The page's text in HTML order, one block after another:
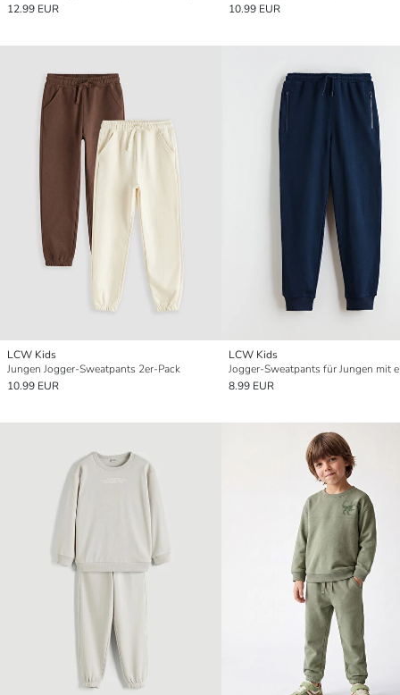
12.99 EUR
10.99 EUR
LCW Kids
Jungen Jogger-Sweatpants 2er-Pack
10.99 EUR
LCW Kids
8.99 EUR